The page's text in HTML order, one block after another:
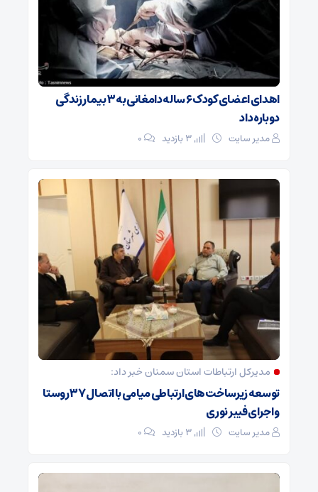
اهدای اعضای کودک ۶ ساله دامغانی به ۳ بیمار زندگی
دوباره داد
مدیر سایت ۰
مدیرکل ارتباطات استان سمنان خبر داد:
توسعه زیرساخت‌های ارتباطی میامی با اتصال ۳۷ روستا
و اجرای فیبر نوری
مدیر سایت ۰